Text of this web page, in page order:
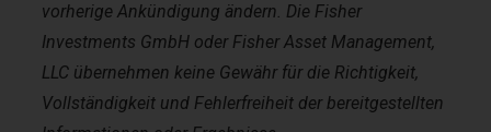
vorherige Ankündigung ändern. Die Fisher
Investments GmbH oder Fisher Asset Management,
LLC übernehmen keine Gewähr für die Richtigkeit,
Vollständigkeit und Fehlerfreiheit der bereitgestellten